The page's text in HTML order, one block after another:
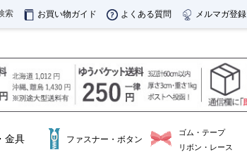
索 お買い物ガイド よくある質問 メルマガ登録
金具 ファスナー・ボタン
ゴム・テープ
リボン・レース